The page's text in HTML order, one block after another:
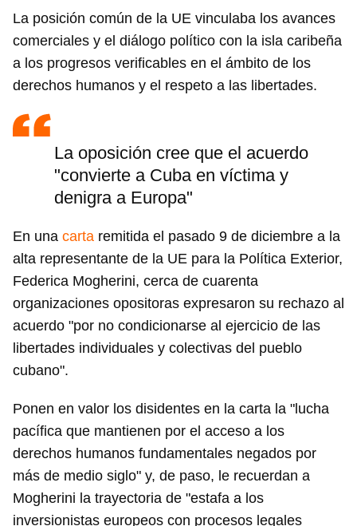
La posición común de la UE vinculaba los avances
comerciales y el diálogo político con la isla caribeña
a los progresos verificables en el ámbito de los
derechos humanos y el respeto a las libertades.
La oposición cree que el acuerdo
"convierte a Cuba en víctima y
denigra a Europa"
En una carta remitida el pasado 9 de diciembre a la
alta representante de la UE para la Política Exterior,
Federica Mogherini, cerca de cuarenta
organizaciones opositoras expresaron su rechazo al
acuerdo "por no condicionarse al ejercicio de las
libertades individuales y colectivas del pueblo
cubano".
Ponen en valor los disidentes en la carta la "lucha
pacífica que mantienen por el acceso a los
derechos humanos fundamentales negados por
más de medio siglo" y, de paso, le recuerdan a
Mogherini la trayectoria de "estafa a los
inversionistas europeos con procesos legales